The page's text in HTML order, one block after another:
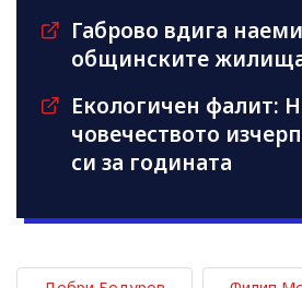
Габрово вдига
общинските
Екологичен фалит:
човечеството
си за годината